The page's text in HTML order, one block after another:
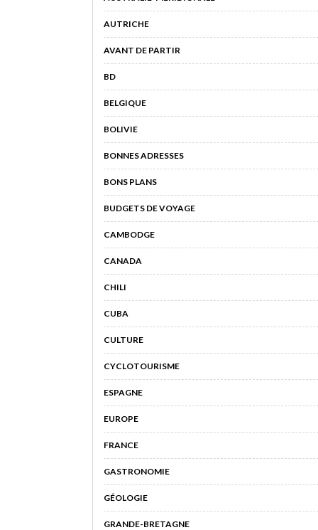
AUTRICHE
AVANT DE PARTIR
BD
BELGIQUE
BOLIVIE
BONNES ADRESSES
BONS PLANS
BUDGETS DE VOYAGE
CAMBODGE
CANADA
CHILI
CUBA
CULTURE
CYCLOTOURISME
ESPAGNE
EUROPE
FRANCE
GASTRONOMIE
GÉOLOGIE
GRANDE-BRETAGNE